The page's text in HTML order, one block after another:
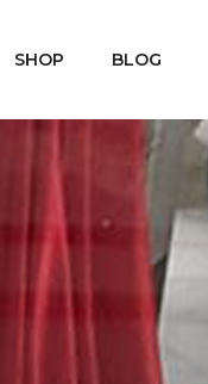
SHOP BLOG